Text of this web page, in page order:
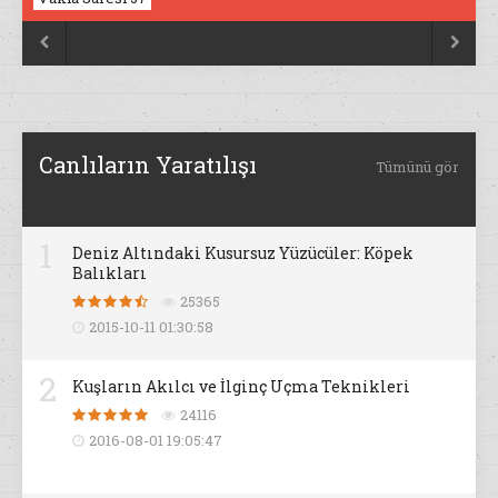
 
Canlıların Yaratılışı Tümünü gör
Deniz Altındaki Kusursuz Yüzücüler: Köpek
Balıkları
25365
2015-10-11 01:30:58
2 Kuşların Akılcı ve İlginç Uçma Teknikleri
24116
2016-08-01 19:05:47